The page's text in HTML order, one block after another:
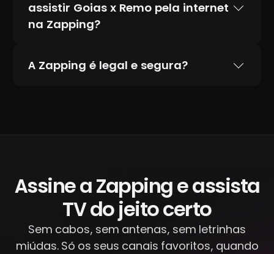
assistir Goias x Remo pela internet
na Zapping?
A Zapping é legal e segura?
os canais que transmitimos, diferente de
canais criptografados e protegidos: não
armazenamos seus dados de pagamento.
Assine a Zapping e assista
TV do jeito certo
Sem cabos, sem antenas, sem letrinhas
miúdas. Só os seus canais favoritos, quando